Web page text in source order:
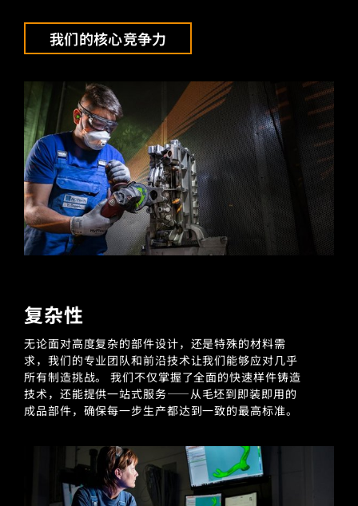
我们的核心竞争力
复杂性
无论面对高度复杂的部件设计，还是特殊的材料需
求，我们的专业团队和前沿技术让我们能够应对几乎
所有制造挑战。 我们不仅掌握了全面的快速样件铸造
技术，还能提供一站式服务——从毛坯到即装即用的
成品部件，确保每一步生产都达到一致的最高标准。